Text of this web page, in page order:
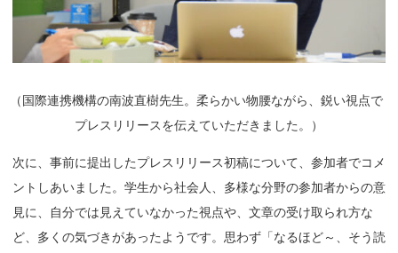
（ 国際連携機構の南波直樹先生。柔らかい物腰ながら、鋭い視点で
プレスリリースを伝えていただきました。）
次に、事前に提出したプレスリリース初稿について、参加者でコメ
ントしあいました。学生から社会人、多様な分野の参加者からの意
見に、自分では見えていなかった視点や、文章の受け取られ方な
ど、多くの気づきがあったようです。思わず「なるほど～、そう読